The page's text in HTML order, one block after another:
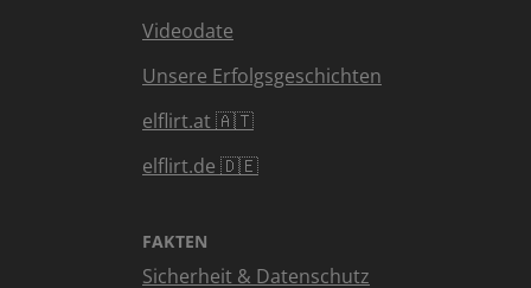
Videodate
Unsere Erfolgsgeschichten
elflirt.at 🇦🇹
elflirt.de 🇩🇪
FAKTEN
Sicherheit & Datenschutz